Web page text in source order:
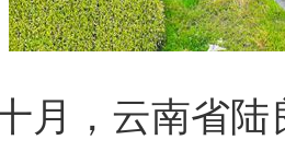
，云南省陆